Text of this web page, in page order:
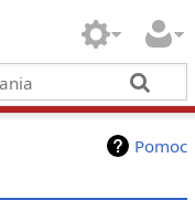
Pomoc